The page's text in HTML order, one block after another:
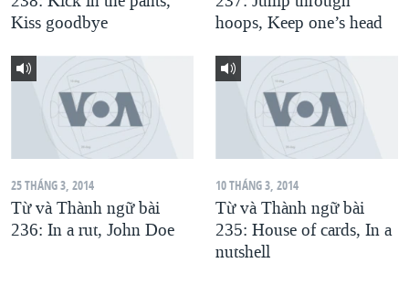
QUAN HỆ VIỆT MỸ
Kiss goodbye
hoops, Keep one’s head
25 THÁNG 3, 2014
Từ và Thành ngữ bài
236: In a rut, John Doe
10 THÁNG 3, 2014
Từ và Thành ngữ bài
235: House of cards, In a
nutshell